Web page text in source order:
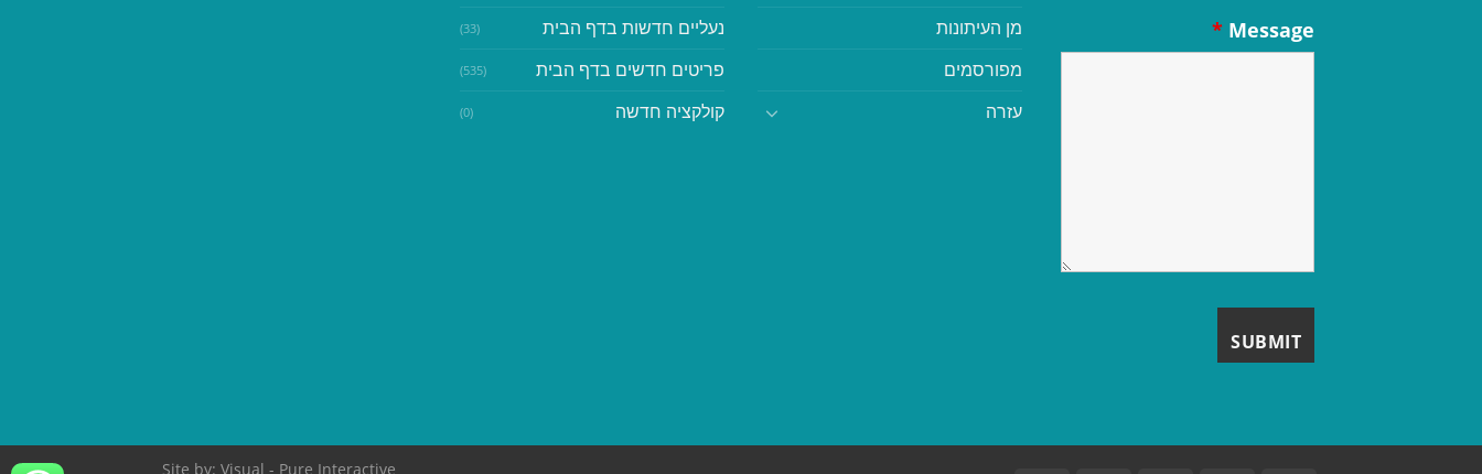
Message
*
מן העיתונות
מפורסמים
עזרה
נעליים חדשות בדף הבית (33)
פריטים חדשים בדף הבית (535)
קולקציה חדשה (0)
Site by: Visual - Pure Interactive